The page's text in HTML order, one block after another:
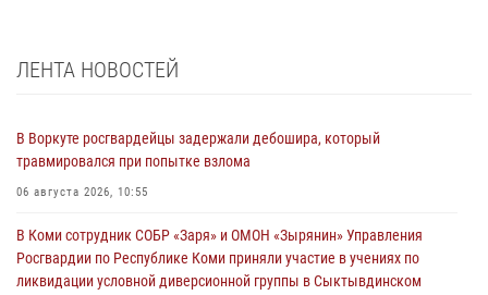
ЛЕНТА НОВОСТЕЙ
В Воркуте росгвардейцы задержали дебошира, который
травмировался при попытке взлома
06 августа 2026, 10:55
В Коми сотрудник СОБР «Заря» и ОМОН «Зырянин» Управления
Росгвардии по Республике Коми приняли участие в учениях по
ликвидации условной диверсионной группы в Сыктывдинском